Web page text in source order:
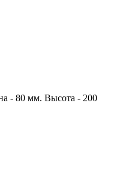
- 80 мм. Высота - 200